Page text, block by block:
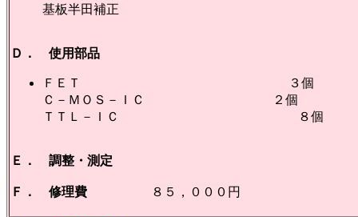
基板半田補正
Ｄ． 使用部品
ＦＥＴ ３個
Ｃ－ＭＯＳ－ＩＣ ２個
ＴＴＬ－ＩＣ ８個
Ｅ． 調整・測定
Ｆ． 修理費 ８５，０００円